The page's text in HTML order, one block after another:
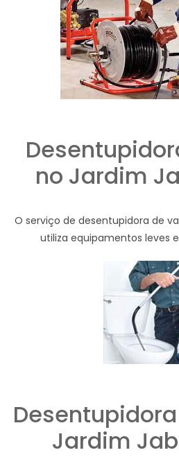
no Jardim
O serviço de desentupidora de
utiliza equipamentos leves
Jardim